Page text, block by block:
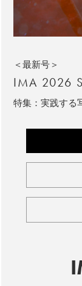
＜最新号＞
IMA 2026
特集：実践する